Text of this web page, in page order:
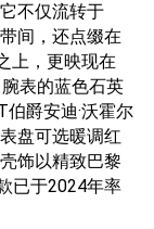
不仅流转于
间，还点缀在
上，更映现在
腕表的蓝色石英
爵安迪·沃霍尔
盘可选暖调红
饰以精致巴黎
已于2024年率